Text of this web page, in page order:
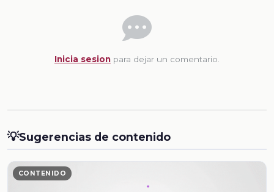
Inicia sesion para dejar un comentario.
💡Sugerencias de contenido
CONTENIDO